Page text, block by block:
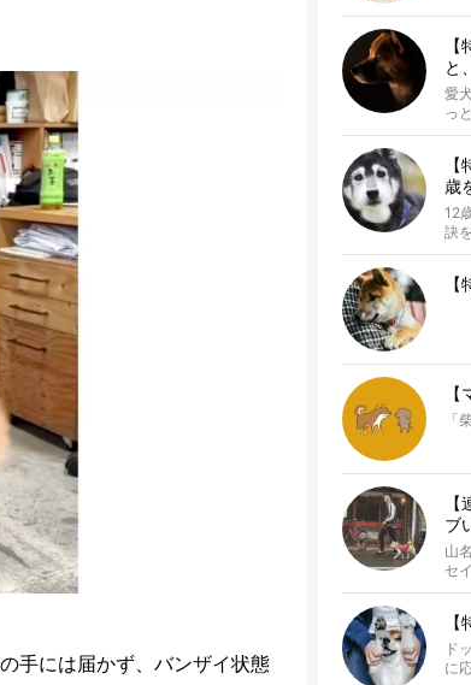
手には届かず、バンザイ状態
と
愛
っ
歳
12
訣
「
ブ
山
セイ
ド
に